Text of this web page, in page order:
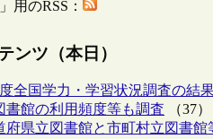
用のRSS：
ンツ（本日）
全国学力・学習状況調査の結
書館の利用頻度等も調査 （37）
府県立図書館と市町村立図書館